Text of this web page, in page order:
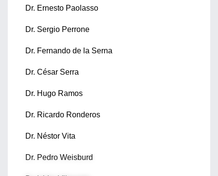
Dr. Ernesto Paolasso
Dr. Sergio Perrone
Dr. Fernando de la Serna
Dr. César Serra
Dr. Hugo Ramos
Dr. Ricardo Ronderos
Dr. Néstor Vita
Dr. Pedro Weisburd